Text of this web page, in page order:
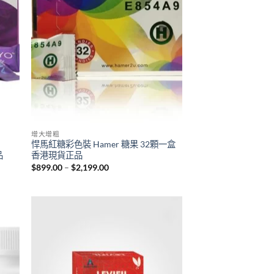
增大增粗
悍馬紅糖彩色裝 Hamer 糖果 32顆一盒
香港現貨正品
$899.00 – $2,199.00Price